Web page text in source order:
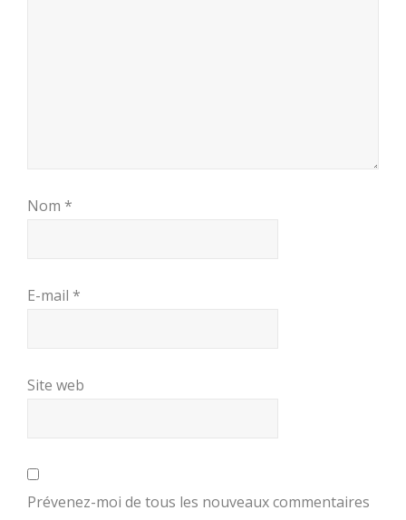
Nom *
E-mail *
Site web
Prévenez-moi de tous les nouveaux commentaires